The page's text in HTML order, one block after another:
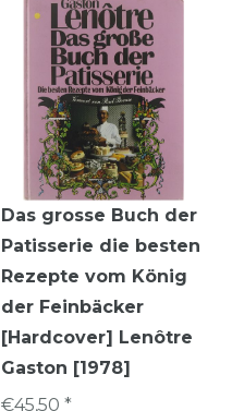
Das grosse Buch der
Patisserie die besten
Rezepte vom König
der Feinbäcker
[Hardcover] Lenôtre
Gaston [1978]
€45,50 *